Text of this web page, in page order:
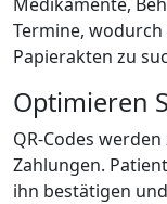
Termine,
Papierakten zu
Optimieren
QR-Codes
Zahlungen.
ihn bestätigen